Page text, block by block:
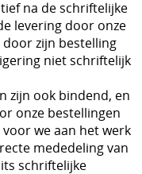
na de schriftelijke
levering door onze
zijn bestelling
niet schriftelijk
zijn ook bindend, en
onze bestellingen
we aan het werk
mededeling van
schriftelijke